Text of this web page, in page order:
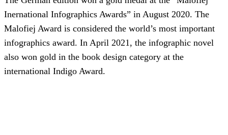
Inernational Infographics Awards” in August 2020. The
Malofiej Award is considered the world’s most important
infographics award. In April 2021, the infographic novel
also won gold in the book design category at the
international Indigo Award.